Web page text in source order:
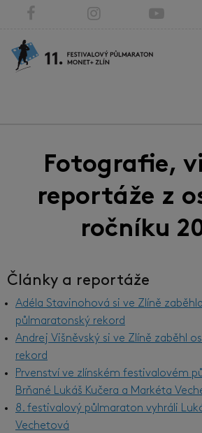
Fotografie,
reportáže z
ročníku
Články a reportáže
Adéla Stavinohová si ve Zlíně
půlmaratonský rekord
Andrej Višněvský si ve Zlíně zaběhl
rekord
Prvenství ve zlínském festivalovém
Brňané Lukáš Kučera a Markéta
8. festivalový půlmaraton vyhráli
Vechetová